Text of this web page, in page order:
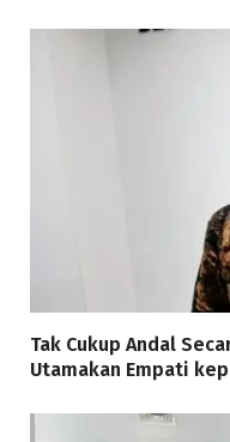
Tak Cukup Andal
Utamakan Empati